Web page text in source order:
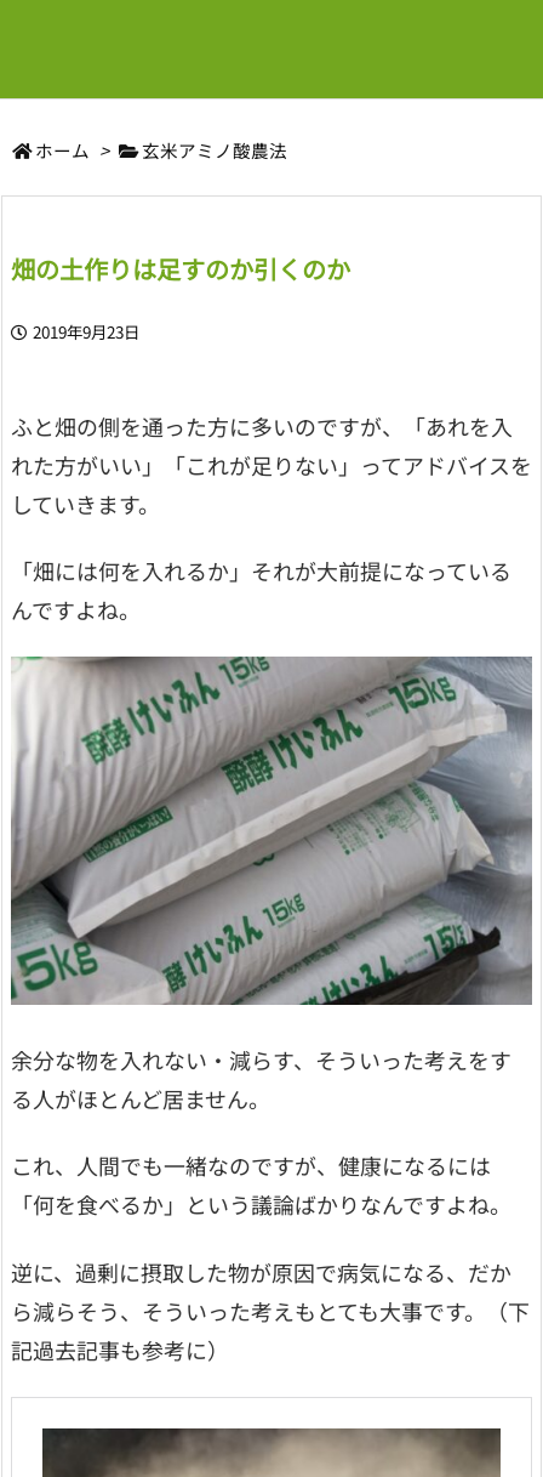
ホーム > 玄米アミノ酸農法
畑の土作りは足すのか引くのか
2019年9月23日
ふと畑の側を通った方に多いのですが、「あれを入
れた方がいい」「これが足りない」ってアドバイスを
していきます。
「畑には何を入れるか」それが大前提になっている
んですよね。
余分な物を入れない・減らす、そういった考えをす
る人がほとんど居ません。
これ、人間でも一緒なのですが、健康になるには
「何を食べるか」という議論ばかりなんですよね。
逆に、過剰に摂取した物が原因で病気になる、だか
ら減らそう、そういった考えもとても大事です。（下
記過去記事も参考に）